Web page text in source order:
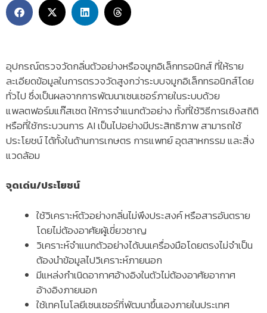
อุปกรณ์ตรวจวัดกลิ่นตัวอย่างหรือจมูกอิเล็กทรอนิกส์ ที่ให้ราย
ละเอียดข้อมูลในการตรวจวัดสูงกว่าระบบจมูกอิเล็กทรอนิกส์โดย
ทั่วไป ซึ่งเป็นผลจากการพัฒนาเซนเซอร์ภายในระบบด้วย
แพลตฟอร์มแก๊สเซต ให้การจำแนกตัวอย่าง ทั้งที่ใช้วิธีการเชิงสถิติ
หรือที่ใช้กระบวนการ AI เป็นไปอย่างมีประสิทธิภาพ สามารถใช้
ประโยชน์ ได้ทั้งในด้านการเกษตร การแพทย์ อุตสาหกรรม และสิ่ง
แวดล้อม
จุดเด่น/ประโยชน์
ใช้วิเคราะห์ตัวอย่างกลิ่นไม่พึงประสงค์ หรือสารอันตราย
โดยไม่ต้องอาศัยผู้เขี่ยวชาญ
วิเคราะห์จำแนกตัวอย่างได้บนเครื่องมือโดยตรงไม่จำเป็น
ต้องนำข้อมูลไปวิเคราะห์ภายนอก
มีแหล่งกำเนิดอากาศอ้างอิงในตัวไม่ต้องอาศัยอากาศ
อ้างอิงภายนอก
ใช้เทคโนโลยีเซนเซอร์ที่พัฒนาขึ้นเองภายในประเทศ